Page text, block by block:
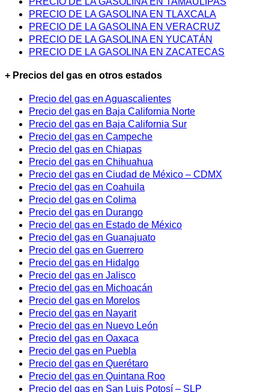
PRECIO DE LA GASOLINA EN TLAXCALA
PRECIO DE LA GASOLINA EN VERACRUZ
PRECIO DE LA GASOLINA EN YUCATÁN
PRECIO DE LA GASOLINA EN ZACATECAS
+ Precios del gas en otros estados
Precio del gas en Aguascalientes
Precio del gas en Baja California Norte
Precio del gas en Baja California Sur
Precio del gas en Campeche
Precio del gas en Chiapas
Precio del gas en Chihuahua
Precio del gas en Ciudad de México – CDMX
Precio del gas en Coahuila
Precio del gas en Colima
Precio del gas en Durango
Precio del gas en Estado de México
Precio del gas en Guanajuato
Precio del gas en Guerrero
Precio del gas en Hidalgo
Precio del gas en Jalisco
Precio del gas en Michoacán
Precio del gas en Morelos
Precio del gas en Nayarit
Precio del gas en Nuevo León
Precio del gas en Oaxaca
Precio del gas en Puebla
Precio del gas en Querétaro
Precio del gas en Quintana Roo
Precio del gas en San Luis Potosí – SLP